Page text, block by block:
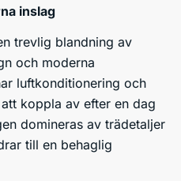
inslag
trevlig blandning av
och moderna
luftkonditionering och
koppla av efter en dag
domineras av trädetaljer
till en behaglig